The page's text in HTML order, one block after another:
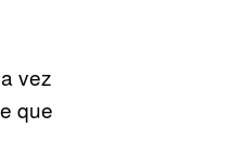
vez
que